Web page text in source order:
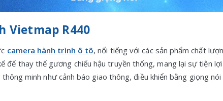
Vietmap R440
camera hành trình ô tô, nổi tiếng với các sản phẩm chất
thay thế gương chiếu hậu truyền thống, mang lại sự tiện
minh như cảnh báo giao thông, điều khiển bằng giọng